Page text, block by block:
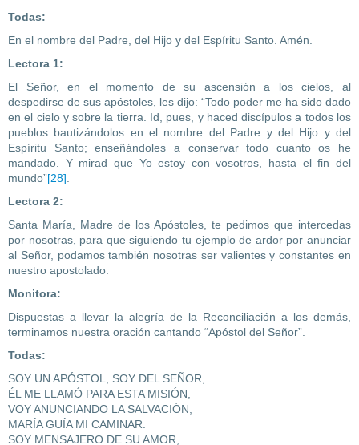
Todas:
En el nombre del Padre, del Hijo y del Espíritu Santo. Amén.
Lectora 1:
El Señor, en el momento de su ascensión a los cielos, al
despedirse de sus apóstoles, les dijo: “Todo poder me ha sido dado
en el cielo y sobre la tierra. Id, pues, y haced discípulos a todos los
pueblos bautizándolos en el nombre del Padre y del Hijo y del
Espíritu Santo; enseñándoles a conservar todo cuanto os he
mandado. Y mirad que Yo estoy con vosotros, hasta el fin del
mundo”[28].
Lectora 2:
Santa María, Madre de los Apóstoles, te pedimos que intercedas
por nosotras, para que siguiendo tu ejemplo de ardor por anunciar
al Señor, podamos también nosotras ser valientes y constantes en
nuestro apostolado.
Monitora:
Dispuestas a llevar la alegría de la Reconciliación a los demás,
terminamos nuestra oración cantando “Apóstol del Señor”.
Todas:
SOY UN APÓSTOL, SOY DEL SEÑOR,
ÉL ME LLAMÓ PARA ESTA MISIÓN,
VOY ANUNCIANDO LA SALVACIÓN,
MARÍA GUÍA MI CAMINAR.
SOY MENSAJERO DE SU AMOR,